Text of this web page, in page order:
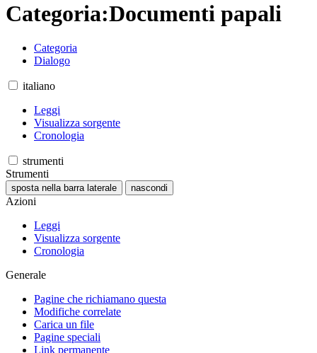
Categoria:Documenti papali
Categoria
Dialogo
italiano
Leggi
Visualizza sorgente
Cronologia
strumenti
Strumenti
sposta nella barra laterale nascondi
Azioni
Leggi
Visualizza sorgente
Cronologia
Generale
Pagine che richiamano questa
Modifiche correlate
Carica un file
Pagine speciali
Link permanente